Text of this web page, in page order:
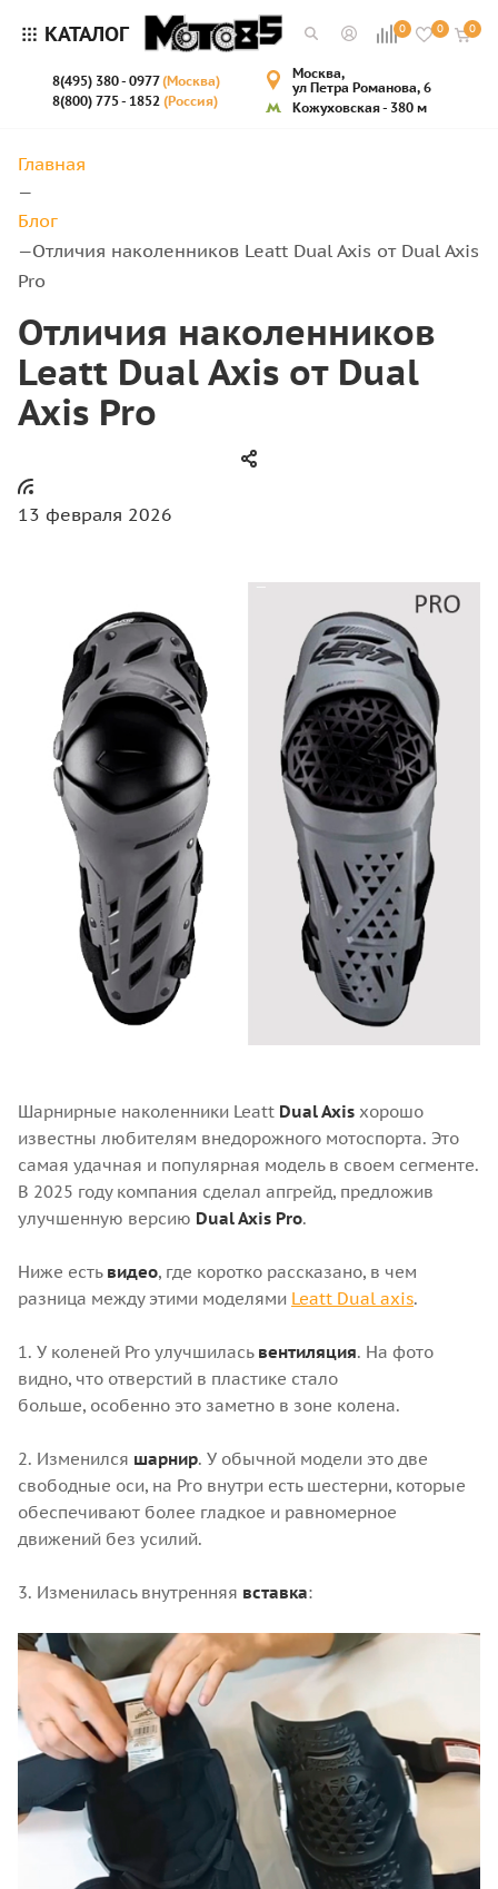
КАТАЛОГ 0 0 0
8(495) 380 - 0977(Москва)
8(800) 775 - 1852 (Россия)
Москва,
ул Петра Романова, 6
Кожуховская - 380 м
Главная
—
Блог
—Отличия наколенников Leatt Dual Axis от Dual Axis
Pro
Отличия наколенников
Leatt Dual Axis от Dual
Axis Pro
13 февраля 2026
Шарнирные наколенники Leatt Dual Axis хорошо
известны любителям внедорожного мотоспорта. Это
самая удачная и популярная модель в своем сегменте.
В 2025 году компания сделал апгрейд, предложив
улучшенную версию Dual Axis Pro.
Ниже есть видео, где коротко рассказано, в чем
разница между этими моделями Leatt Dual axis.
1. У коленей Pro улучшилась вентиляция. На фото
видно, что отверстий в пластике стало
больше, особенно это заметно в зоне колена.
2. Изменился шарнир. У обычной модели это две
свободные оси, на Pro внутри есть шестерни, которые
обеспечивают более гладкое и равномерное
движений без усилий.
3. Изменилась внутренняя вставка: